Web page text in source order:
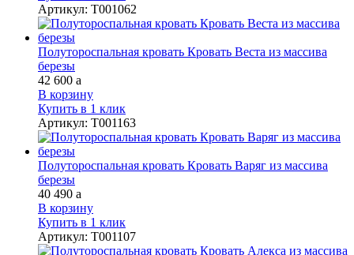
Артикул: Т001062
Полутороспальная кровать Кровать Веста из массива
березы
42 600 a
В корзину
Купить в 1 клик
Артикул: Т001163
Полутороспальная кровать Кровать Варяг из массива
березы
40 490 a
В корзину
Купить в 1 клик
Артикул: Т001107